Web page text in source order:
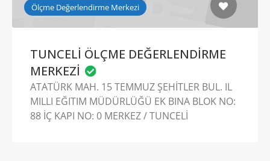
Ölçme Değerlendirme Merkezi
TUNCELİ ÖLÇME DEĞERLENDİRME
MERKEZİ
ATATÜRK MAH. 15 TEMMUZ ŞEHİTLER BUL. IL
MILLI EĞITIM MÜDÜRLÜĞÜ EK BINA BLOK NO:
88 İÇ KAPI NO: 0 MERKEZ / TUNCELİ